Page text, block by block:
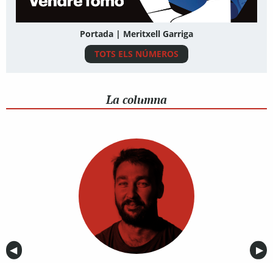
Portada | Meritxell Garriga
TOTS ELS NÚMEROS
La columna
Anterior
◀︎ ▶︎